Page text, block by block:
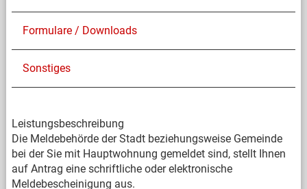
Formulare / Downloads
Sonstiges
Leistungsbeschreibung
Die Meldebehörde der Stadt beziehungsweise Gemeinde
bei der Sie mit Hauptwohnung gemeldet sind, stellt Ihnen
auf Antrag eine schriftliche oder elektronische
Meldebescheinigung aus.